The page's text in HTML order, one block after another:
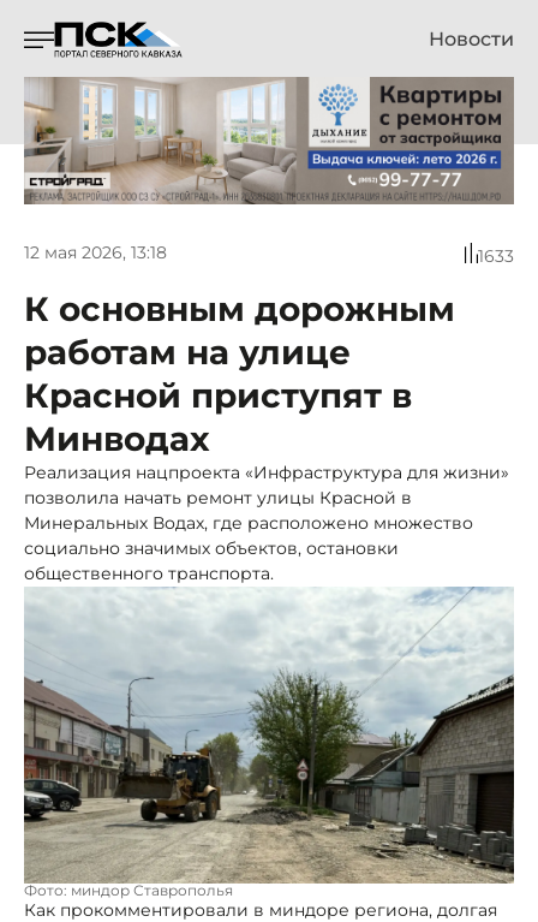
Новости
12 мая 2026, 13:18 1633
К основным дорожным
работам на улице
Красной приступят в
Минводах
Реализация нацпроекта «Инфраструктура для жизни»
позволила начать ремонт улицы Красной в
Минеральных Водах, где расположено множество
социально значимых объектов, остановки
общественного транспорта.
Фото: миндор Ставрополья
Как прокомментировали в миндоре региона, долгая